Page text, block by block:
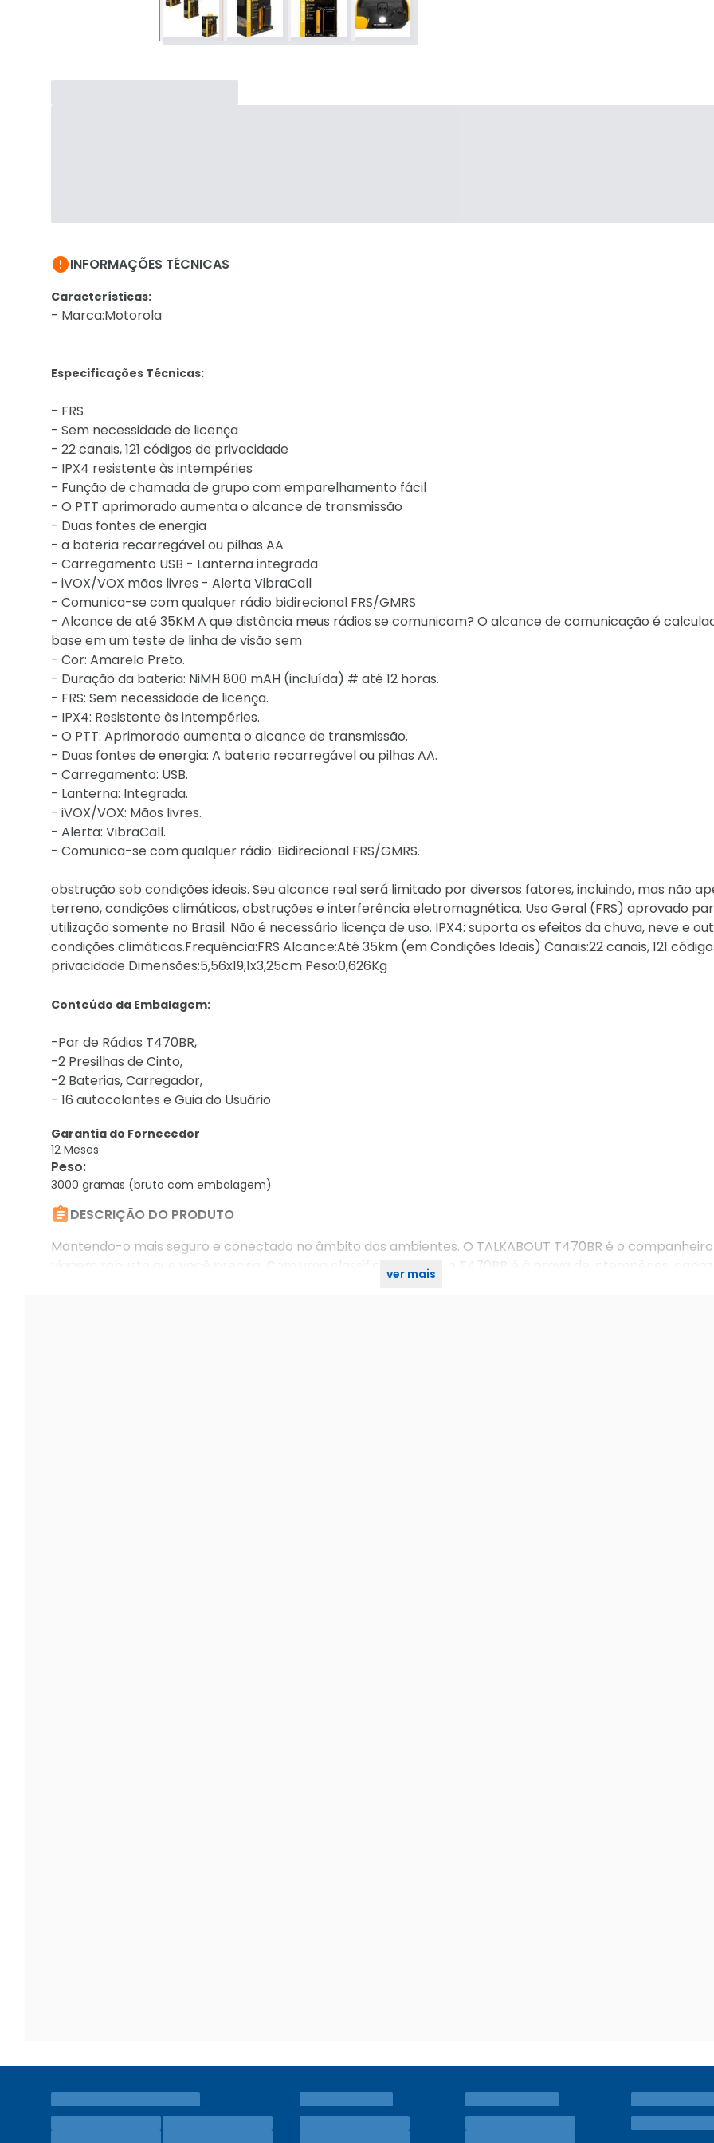
INFORMAÇÕES TÉCNICAS
Características:
- Marca:Motorola
Especificações Técnicas:
- FRS
- Sem necessidade de licença
- 22 canais, 121 códigos de privacidade
- IPX4 resistente às intempéries
- Função de chamada de grupo com emparelhamento fácil
- O PTT aprimorado aumenta o alcance de transmissão
- Duas fontes de energia
- a bateria recarregável ou pilhas AA
- Carregamento USB - Lanterna integrada
- iVOX/VOX mãos livres - Alerta VibraCall
- Comunica-se com qualquer rádio bidirecional FRS/GMRS
- Alcance de até 35KM A que distância meus rádios se comunicam? O alcance de comunicação é
base em um teste de linha de visão sem
- Cor: Amarelo Preto.
- Duração da bateria: NiMH 800 mAH (incluída) # até 12 horas.
- FRS: Sem necessidade de licença.
- IPX4: Resistente às intempéries.
- O PTT: Aprimorado aumenta o alcance de transmissão.
- Duas fontes de energia: A bateria recarregável ou pilhas AA.
- Carregamento: USB.
- Lanterna: Integrada.
- iVOX/VOX: Mãos livres.
- Alerta: VibraCall.
- Comunica-se com qualquer rádio: Bidirecional FRS/GMRS.
obstrução sob condições ideais. Seu alcance real será limitado por diversos fatores, incluindo, mas não
terreno, condições climáticas, obstruções e interferência eletromagnética. Uso Geral (FRS) aprovado
utilização somente no Brasil. Não é necessário licença de uso. IPX4: suporta os efeitos da chuva, neve e
condições climáticas.Frequência:FRS Alcance:Até 35km (em Condições Ideais) Canais:22 canais, 121
privacidade Dimensões:5,56x19,1x3,25cm Peso:0,626Kg
Conteúdo da Embalagem:
-Par de Rádios T470BR,
-2 Presilhas de Cinto,
-2 Baterias, Carregador,
- 16 autocolantes e Guia do Usuário
Garantia do Fornecedor
12 Meses
Peso:
3000 gramas (bruto com embalagem)
DESCRIÇÃO DO PRODUTO
Mantendo-o mais seguro e conectado no âmbito dos ambientes. O TALKABOUT T470BR é o
viagem robusto que você precisa. Com uma classificação IPX4, o T470BR é à prova de intempéries, capaz
ver mais